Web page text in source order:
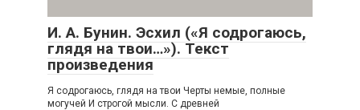
И. А. Бунин. Эсхил («Я содрогаюсь,
глядя на твои…»). Текст
произведения
Я содрогаюсь, глядя на твои Черты немые, полные
могучей И строгой мысли. С древней